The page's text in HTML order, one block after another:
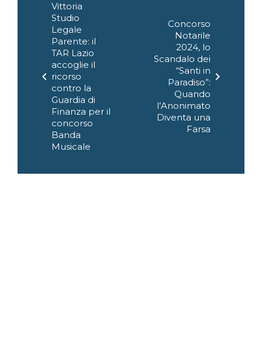
articoli
chevron_left
Vittoria
Studio
Legale
Parente: il
TAR Lazio
accoglie il
ricorso
contro la
Guardia di
Finanza per il
concorso
Banda
Musicale
Concorso
Notarile
2024, lo
Scandalo dei
“Santi in
Paradiso”:
Quando
l’Anonimato
Diventa una
Farsa
chevron_right